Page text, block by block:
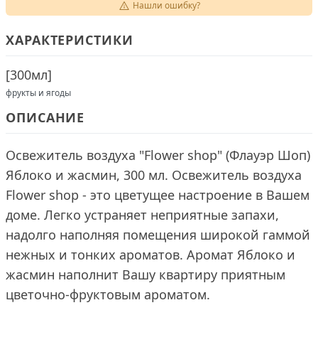
Нашли ошибку?
ХАРАКТЕРИСТИКИ
[300мл]
фрукты и ягоды
ОПИСАНИЕ
Освежитель воздуха "Flower shop" (Флауэр Шоп)
Яблоко и жасмин, 300 мл. Освежитель воздуха
Flower shop - это цветущее настроение в Вашем
доме. Легко устраняет неприятные запахи,
надолго наполняя помещения широкой гаммой
нежных и тонких ароматов. Аромат Яблоко и
жасмин наполнит Вашу квартиру приятным
цветочно-фруктовым ароматом.